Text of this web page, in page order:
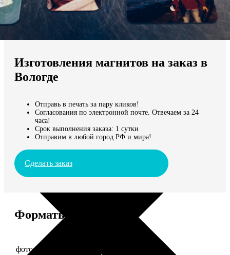
Мы доставляем по всему миру
Продолжить без города
Изготовления магнитов на заказ в
Вологде
Отправь в печать за пару кликов!
Согласования по электронной почте. Отвечаем за 24
часа!
Срок выполнения заказа: 1 сутки
Отправим в любой город РФ и мира!
Сделать заказ
Форматы и цены
Услуга
фотомагниты 6х6